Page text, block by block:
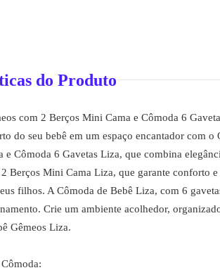
do Produto
com 2 Berços Mini Cama e Cômoda 6
do seu bebê em um espaço encantador com o
e Cômoda 6 Gavetas Liza, que combina
Berços Mini Cama Liza, que garante conforto e
filhos. A Cômoda de Bebê Liza, com 6
Crie um ambiente acolhedor,
Gêmeos Liza.